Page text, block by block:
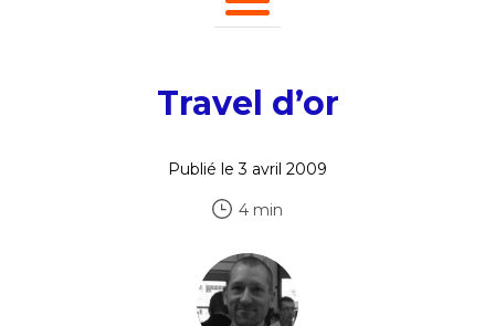
Travel d’or
Publié le 3 avril 2009
4 min